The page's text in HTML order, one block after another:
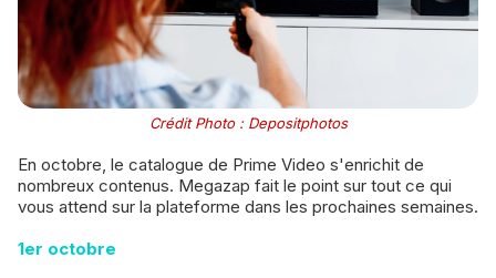
Crédit Photo : Depositphotos
En octobre, le catalogue de Prime Video s'enrichit de
nombreux contenus. Megazap fait le point sur tout ce qui
vous attend sur la plateforme dans les prochaines semaines.
1er octobre